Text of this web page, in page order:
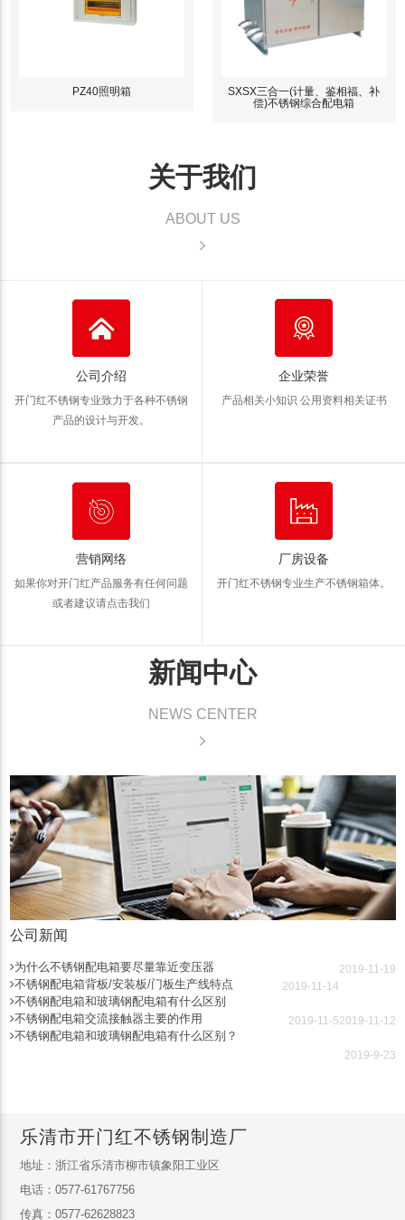
PZ40照明箱
SXSX三合一(计量、鉴相福、补
偿)不锈钢综合配电箱
关于我们
ABOUT US
公司介绍
开门红不锈钢专业致力于各种不锈钢
产品的设计与开发。
企业荣誉
产品相关小知识 公用资料相关证书
营销网络
如果你对开门红产品服务有任何问题
或者建议请点击我们
厂房设备
开门红不锈钢专业生产不锈钢箱体。
新闻中心
NEWS CENTER
公司新闻
为什么不锈钢配电箱要尽量靠近变压器 2019-11-19
不锈钢配电箱背板/安装板/门板生产线特点 2019-11-14
不锈钢配电箱和玻璃钢配电箱有什么区别
2019-11-12
不锈钢配电箱交流接触器主要的作用 2019-11-5
不锈钢配电箱和玻璃钢配电箱有什么区别？
2019-9-23
乐清市开门红不锈钢制造厂
地址：浙江省乐清市柳市镇象阳工业区
电话：0577-61767756
传真：0577-62628823